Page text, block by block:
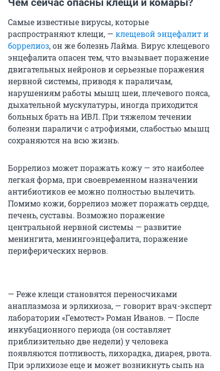
Чем сейчас опасны клещи и комары?
Самые известные вирусы, которые
распространяют клещи, — клещевой энцефалит и
боррелиоз, он же болезнь Лайма. Вирус клещевого
энцефалита опасен тем, что вызывает поражение
двигательных нейронов и серьезные поражения
нервной системы, приводя к параличам,
нарушениям работы мышц шеи, плечевого пояса,
дыхательной мускулатуры, иногда приходится
больных брать на ИВЛ. При тяжелом течении
болезни параличи с атрофиями, слабостью мышц
сохраняются на всю жизнь.
Боррелиоз может поражать кожу — это наиболее
легкая форма, при своевременном назначении
антибиотиков ее можно полностью вылечить.
Помимо кожи, боррелиоз может поражать сердце,
печень, суставы. Возможно поражение
центральной нервной системы — развитие
менингита, менингоэнцефалита, поражение
периферических нервов.
— Реже клещи становятся переносчиками
анаплазмоза и эрлихиоза, — говорит врач-эксперт
лаборатории «Гемотест» Роман Иванов. — После
инкубационного периода (он составляет
приблизительно две недели) у человека
появляются потливость, лихорадка, диарея, рвота.
При эрлихиозе еще и может возникнуть сыпь на